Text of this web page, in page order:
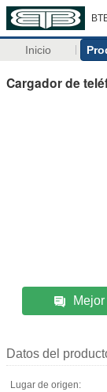
Inicio
Cargador de
Datos del
Lugar de origen: